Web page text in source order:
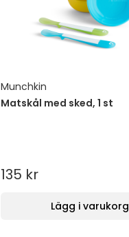
Munchkin
Matskål med sked, 1 st
135 kr
Lägg i varukorg